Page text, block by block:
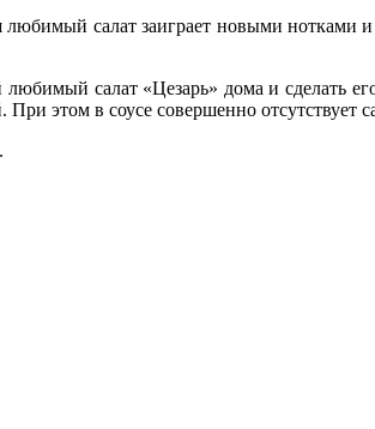
салат заиграет новыми
салат «Цезарь» дома и сделать
этом в соусе совершенно отсутствует